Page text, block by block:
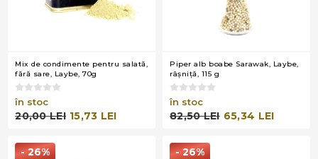
Mix de condimente pentru salată,
fără sare, Laybe, 70g
în stoc
20,00 LEI 15,73 LEI
Piper alb boabe Sarawak, Laybe,
râşniţă, 115 g
în stoc
82,50 LEI 65,34 LEI
- 26% - 26%